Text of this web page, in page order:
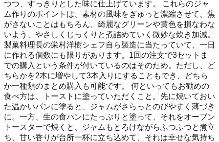
つつ、すっきりとした味に仕上げています。 これらのジャ
ム作りのポイントは、素材の風味をぎゅっと濃縮させて、焦
がさないことはもちろん、綺麗なグリーンや黄色を損なわな
いよう、やさしくじっくりと煮詰めていく微妙な炊き加減。
製菓料理長の栄村洋樹シェフ自ら製造に当たっていて、一日
に作れる個数にも限りがあります。1回の注文で3セットま
での購入という条件が付いているのはそのため。ただし、ど
ちらかを2本に増やして3本入りにすることもでき、どちら
か一種類のまとめ購入も可能です。 何といってもお勧めの
食べ方は、トーストに塗っていただくこと。先に焼いておい
た温かいパンに塗ると、ジャムがさらっとのびやすく薄づき
に。一方、生の食パンにたっぷりと塗って、それをオーブン
トースターで焼くと、ジャムもとろけながらふつふつと煮立
ち、甘い香りが台所一杯に立ち込めて、それは幸せな気持ち